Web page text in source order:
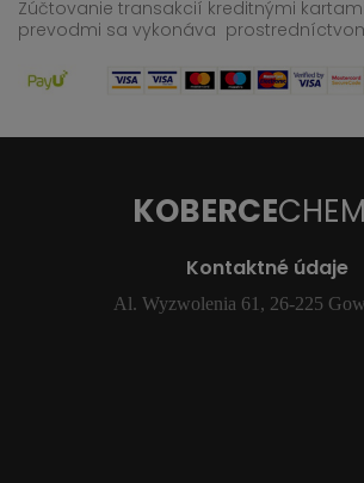
Zúčtovanie transakcií kreditnými
prevodmi sa vykonáva
KOBERCE
Kontaktné údaje
Al. Wyzwolenia 61, 26-225